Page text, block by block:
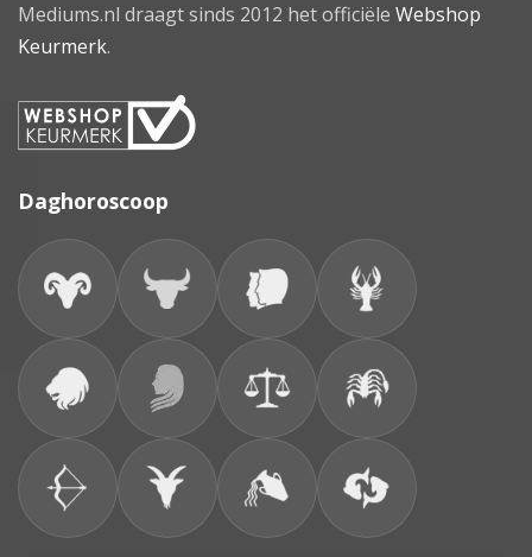
Mediums.nl draagt sinds 2012 het officiële Webshop
Keurmerk.
Daghoroscoop